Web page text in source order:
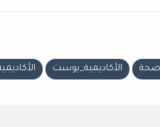
الأكاديمية_بوست